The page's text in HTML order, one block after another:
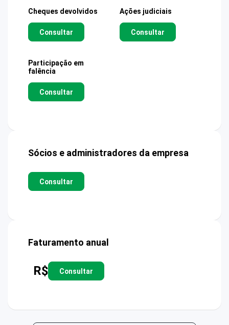
Cheques devolvidos
Consultar
Ações judiciais
Consultar
Participação em
falência
Consultar
Sócios e administradores da empresa
Consultar
Faturamento anual
R$ Consultar